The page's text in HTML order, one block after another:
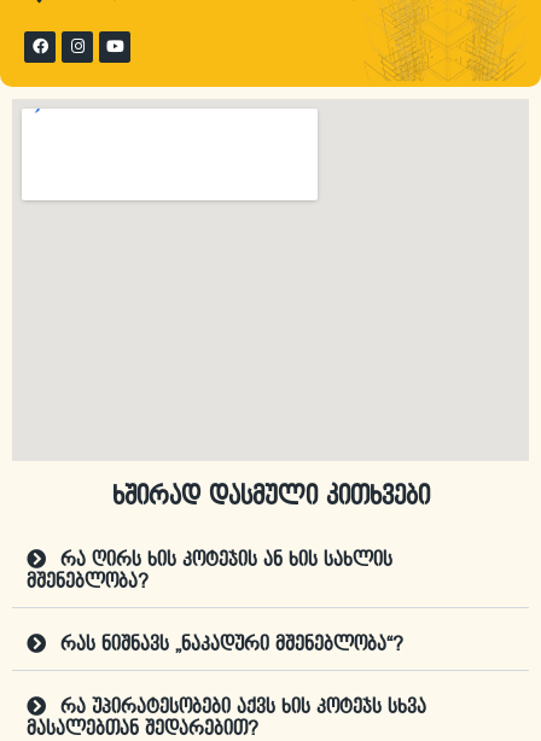
ხშირად დასმული კითხვები
რა ღირს ხის კოტეჯის ან ხის სახლის
მშენებლობა?
რას ნიშნავს „ნაკადური მშენებლობა“?
რა უპირატესობები აქვს ხის კოტეჯს სხვა
მასალებთან შედარებით?